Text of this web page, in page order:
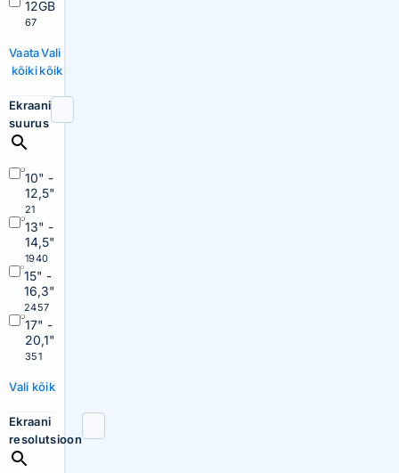
12GB
67
Vaata
kõiki
Vali
kõik
Ekraani
suurus
10" -
12,5"
21
13" -
14,5"
1940
15" -
16,3"
2457
17" -
20,1"
351
Vali kõik
Ekraani
resolutsioon